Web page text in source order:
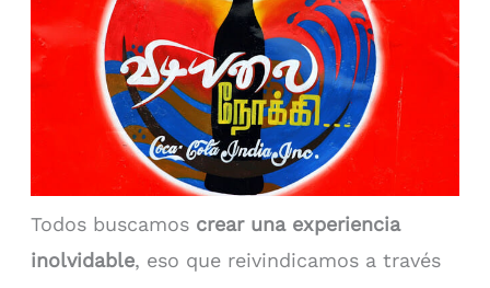
Todos buscamos crear una experiencia
inolvidable, eso que reivindicamos a través